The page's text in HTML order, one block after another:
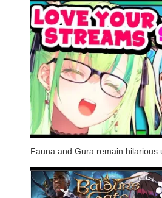
Fauna and Gura remain hilarious